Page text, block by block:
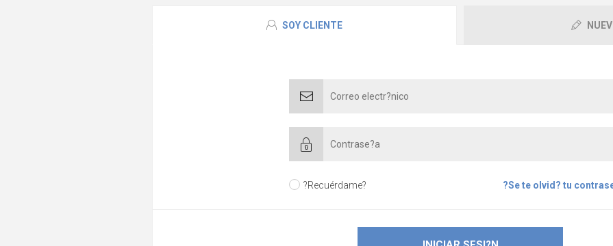
SOY CLIENTE
?Recuérdame? ?Se te olvid? tu